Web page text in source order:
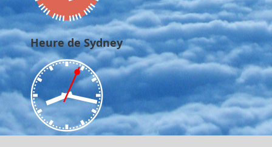
Heure de Sydney